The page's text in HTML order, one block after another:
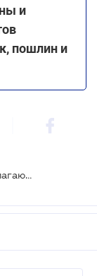
и
пошлин и
Текущую модель "зеленого" тарифа предлагают заменить новой